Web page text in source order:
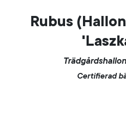
Rubus
Certifierad